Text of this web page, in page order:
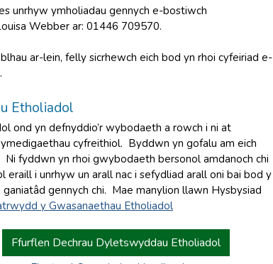
unrhyw ymholiadau gennych e-bostiwch
Webber ar: 01446 709570.
ar-lein, felly sicrhewch eich bod yn rhoi cyfeiriad e-
Etholiadol
ond yn defnyddio’r wybodaeth a rowch i ni at
cyfreithiol. Byddwn yn gofalu am eich
fyddwn yn rhoi gwybodaeth bersonol amdanoch chi
i unrhyw un arall nac i sefydliad arall oni bai bod y
gennych chi. Mae manylion llawn Hysbysiad
y Gwasanaethau Etholiadol
Ffurflen Dechrau Dyletswyddau Etholiadol